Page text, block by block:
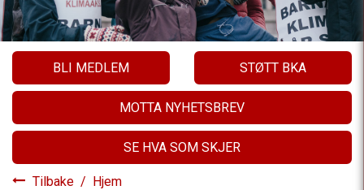
BLI MEDLEM STØTT BKA
MOTTA NYHETSBREV
SE HVA SOM SKJER
Tilbake / Hjem